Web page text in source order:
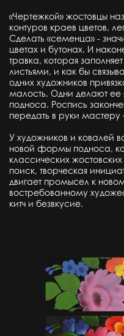
«Чертежкой» жостовцы
контуров краев цветов,
Сделать «семенца» -
цветах и бутонах. И
травка, которая
листьями, и как бы
одних художников
малость. Одни делают ее
подноса. Роспись
передать в руки мастеру
У художников и ковалей
новой формы подноса,
классических
поиск, творческая
двигает промысел к
востребованному
китч и безвкусие.